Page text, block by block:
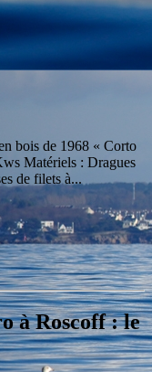
bois de 1968 « Corto
Matériels : Dragues
de filets à...
à Roscoff : le